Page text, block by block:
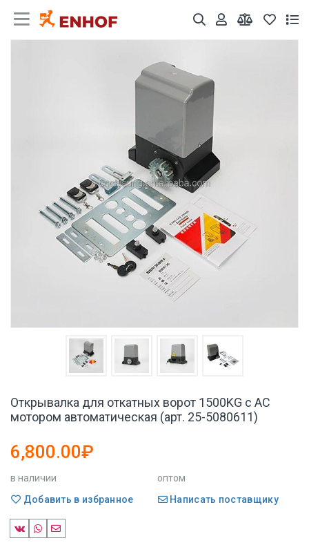
Открывалка для откатных ворот 1500KG с AC
мотором автоматическая (арт. 25-5080611)
6,800.00₽
в наличии
оптом
Добавить в избранное
Написать поставщику